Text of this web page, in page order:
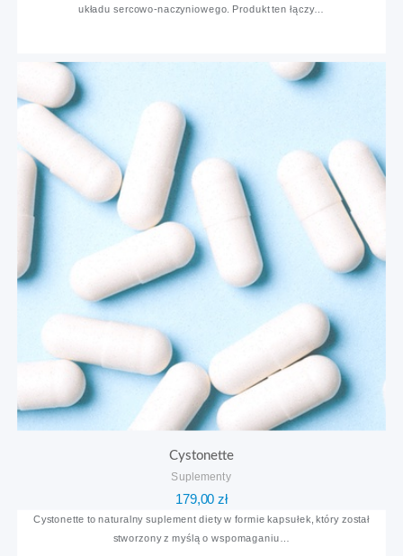
wynosiła:wynosi:
układu sercowo-naczyniowego. Produkt ten łączy…
Cystonette
Suplementy
179,00zł
Cystonette to naturalny suplement diety w formie kapsułek, który został
stworzony z myślą o wspomaganiu…